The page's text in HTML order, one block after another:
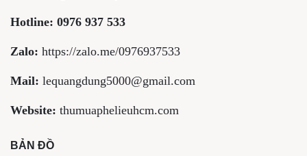
Hotline: 0976 937 533
Zalo: https://zalo.me/0976937533
Mail: lequangdung5000@gmail.com
Website: thumuaphelieuhcm.com
BẢN ĐỒ